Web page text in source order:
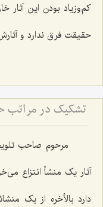
کم‌وزیاد بودن این
حقیقت فرق ندارد و
مرحوم صاحب
آثار یک منشأ انتزاع
دارد بالأخره از یک